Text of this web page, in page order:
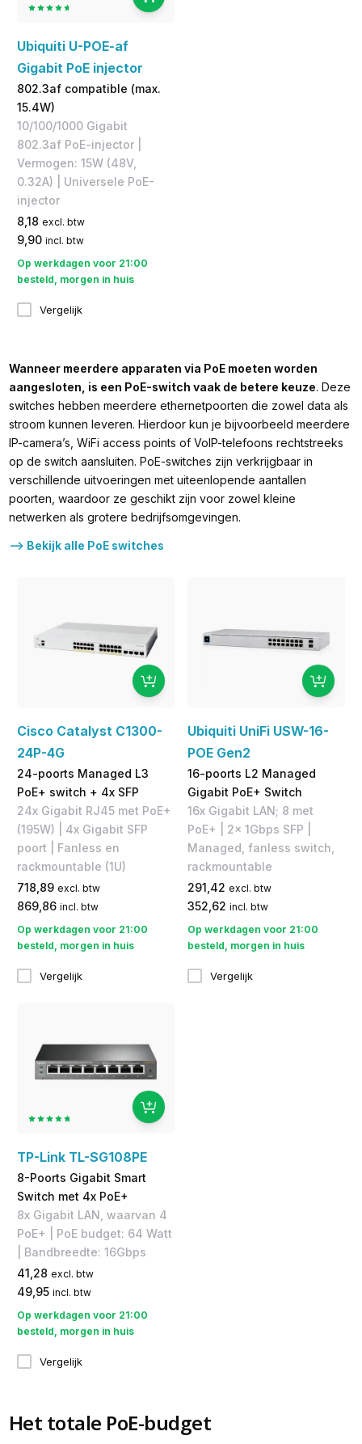
Ubiquiti U-POE-af
Gigabit PoE injector
802.3af compatible (max.
15.4W)
10/100/1000 Gigabit
802.3af PoE-injector |
Vermogen: 15W (48V,
0.32A) | Universele PoE-
injector
8,18 excl. btw
9,90 incl. btw
Op werkdagen voor 21:00
besteld, morgen in huis
Vergelijk
Wanneer meerdere apparaten via PoE moeten worden
aangesloten, is een PoE-switch vaak de betere keuze. Deze
switches hebben meerdere ethernetpoorten die zowel data als
stroom kunnen leveren. Hierdoor kun je bijvoorbeeld meerdere
IP-camera’s, WiFi access points of VoIP-telefoons rechtstreeks
op de switch aansluiten. PoE-switches zijn verkrijgbaar in
verschillende uitvoeringen met uiteenlopende aantallen
poorten, waardoor ze geschikt zijn voor zowel kleine
netwerken als grotere bedrijfsomgevingen.
--> Bekijk alle PoE switches
Cisco Catalyst C1300-
24P-4G
24-poorts Managed L3
PoE+ switch + 4x SFP
24x Gigabit RJ45 met PoE+
(195W) | 4x Gigabit SFP
poort | Fanless en
rackmountable (1U)
718,89 excl. btw
869,86 incl. btw
Op werkdagen voor 21:00
besteld, morgen in huis
Vergelijk
Ubiquiti UniFi USW-16-
POE Gen2
16-poorts L2 Managed
Gigabit PoE+ Switch
16x Gigabit LAN; 8 met
PoE+ | 2x 1Gbps SFP | ​
Managed, fanless switch,
rackmountable
291,42 excl. btw
352,62 incl. btw
Op werkdagen voor 21:00
besteld, morgen in huis
Vergelijk
TP-Link TL-SG108PE
8-Poorts Gigabit Smart
Switch met 4x PoE+
​8x Gigabit LAN, waarvan 4
PoE+ | PoE budget: 64 Watt
| Bandbreedte: 16Gbps
41,28 excl. btw
49,95 incl. btw
Op werkdagen voor 21:00
besteld, morgen in huis
Vergelijk
Het totale PoE-budget